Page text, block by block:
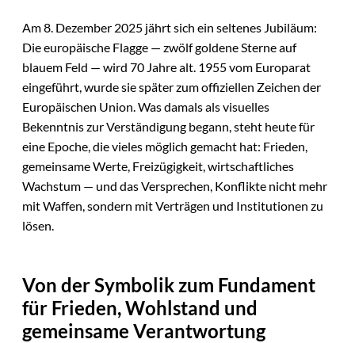
Am 8. Dezember 2025 jährt sich ein seltenes Jubiläum:
Die europäische Flagge — zwölf goldene Sterne auf
blauem Feld — wird 70 Jahre alt. 1955 vom Europarat
eingeführt, wurde sie später zum offiziellen Zeichen der
Europäischen Union. Was damals als visuelles
Bekenntnis zur Verständigung begann, steht heute für
eine Epoche, die vieles möglich gemacht hat: Frieden,
gemeinsame Werte, Freizügigkeit, wirtschaftliches
Wachstum — und das Versprechen, Konflikte nicht mehr
mit Waffen, sondern mit Verträgen und Institutionen zu
lösen.
Von der Symbolik zum Fundament
für Frieden, Wohlstand und
gemeinsame Verantwortung